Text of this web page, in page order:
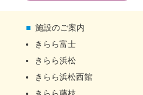
施設のご案内
きらら富士
きらら浜松
きらら浜松西館
きらら藤枝